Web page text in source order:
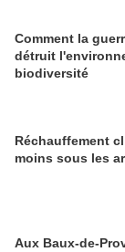
Comment la
détruit
biodiversité
Réchauffement
moins sous les
Aux Baux-de-